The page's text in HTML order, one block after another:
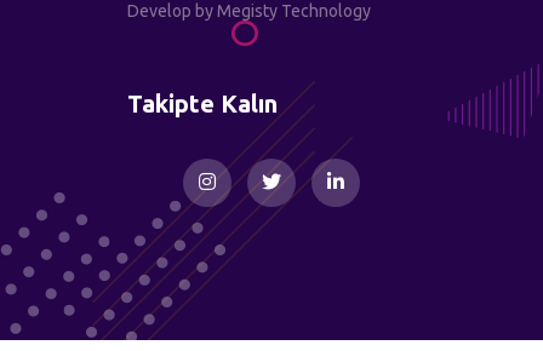
Develop byMegisty Technology
Takipte Kalın